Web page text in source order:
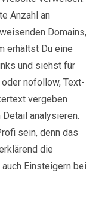
Anzahl an
Domains,
erhältst Du eine
und siehst für
nofollow, Text-
vergeben
analysieren.
sein, denn das
die
Einsteigern bei